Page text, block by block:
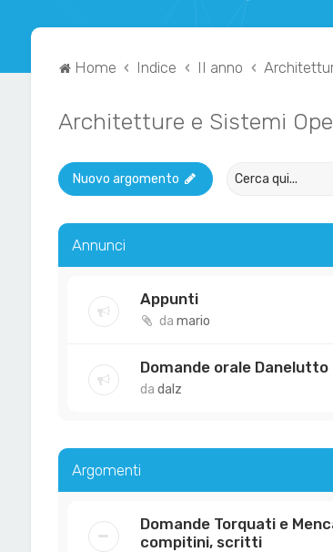
Home Indice II anno
Architetture e Sistemi
Nuovo argomento
Annunci
Appunti
da mario
Domande orale Danelutto
da dalz
Argomenti
Domande Torquati e
compitini, scritti